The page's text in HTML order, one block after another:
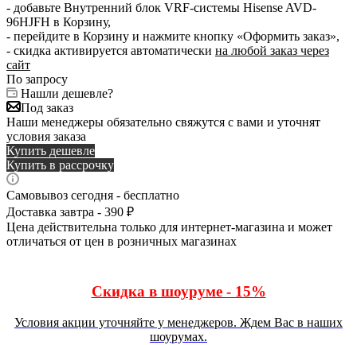
- добавьте Внутренний блок VRF-системы Hisense AVD-
96HJFH в Корзину,
- перейдите в Корзину и нажмите кнопку «Оформить заказ»,
- скидка активируется автоматически на любой заказ через
сайт
По запросу
Нашли дешевле?
Под заказ
Наши менеджеры обязательно свяжутся с вами и уточнят
условия заказа
Купить дешевле
Купить в рассрочку
Самовывоз сегодня - бесплатно
Доставка завтра - 390 ₽
Цена действительна только для интернет-магазина и может
отличаться от цен в розничных магазинах
Скидка в шоуруме - 15%
Условия акции уточняйте у менеджеров. Ждем Вас в наших
шоурумах.